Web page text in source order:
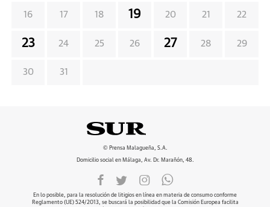
16 17 18 19 20 21 22
23 24 25 26 27 28 29
30 31
© Prensa Malagueña, S.A.
Domicilio social en Málaga, Av. Dr. Marañón, 48.
En lo posible, para la resolución de litigios en línea en materia de consumo conforme
Reglamento (UE) 524/2013, se buscará la posibilidad que la Comisión Europea facilita